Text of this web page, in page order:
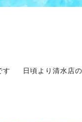
日頃より清水店の